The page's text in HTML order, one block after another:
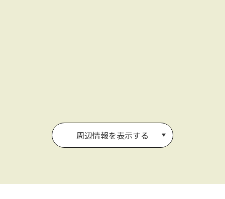
周辺情報を表示する